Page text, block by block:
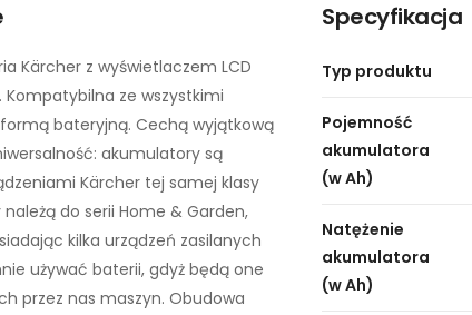
Kärcher z wyświetlaczem LCD
ze wszystkimi
bateryjną. Cechą wyjątkową
akumulatory są
Kärcher tej samej klasy
do serii Home & Garden,
kilka urządzeń zasilanych
używać baterii, gdyż będą one
przez nas maszyn. Obudowa
Specyfikacja
Typ produktu
Pojemność
akumulatora
(w Ah)
Natężenie
akumulatora
(w Ah)